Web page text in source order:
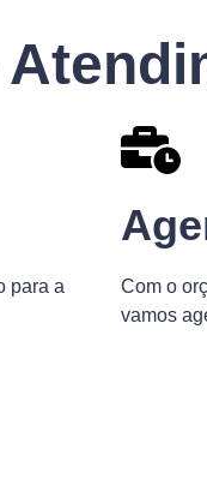
para a
Com o
vamos